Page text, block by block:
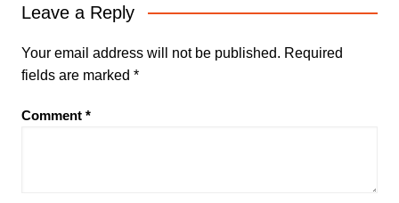
Leave a Reply
Your email address will not be published. Required
fields are marked *
Comment *